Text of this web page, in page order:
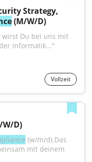
Strategy,
(M/W/D)
wirst Du bei uns mit
Informatik..."
Vollzeit
W/D)
(w/m/d).Das
mit deinem